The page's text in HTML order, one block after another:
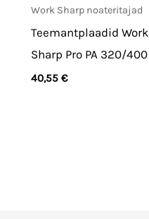
Work Sharp noateritajad
Teemantplaadid Work
Sharp Pro PA 320/400
40,55 €